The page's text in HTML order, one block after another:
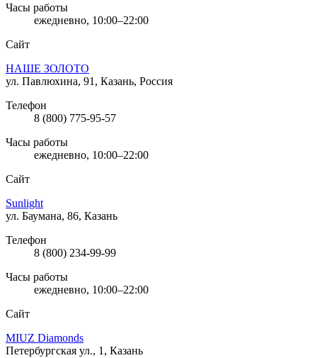
Часы работы
ежедневно, 10:00–22:00
Сайт
НАШЕ ЗОЛОТО
ул. Павлюхина, 91, Казань, Россия
Телефон
8 (800) 775-95-57
Часы работы
ежедневно, 10:00–22:00
Сайт
Sunlight
ул. Баумана, 86, Казань
Телефон
8 (800) 234-99-99
Часы работы
ежедневно, 10:00–22:00
Сайт
MIUZ Diamonds
Петербургская ул., 1, Казань